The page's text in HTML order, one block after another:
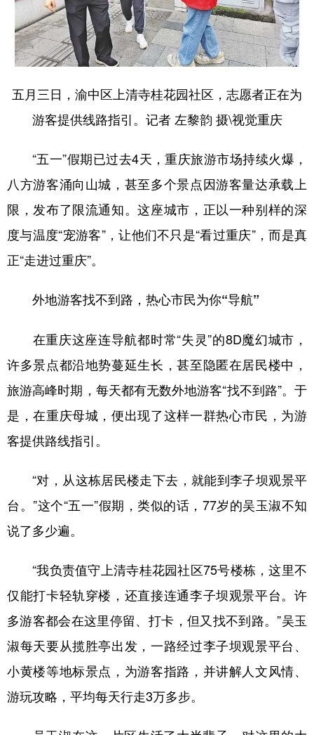
五月三日，渝中区上清寺桂花园社区，志愿者正在为
游客提供线路指引。记者 左黎韵 摄\视觉重庆
“五一”假期已过去4天，重庆旅游市场持续火爆，
八方游客涌向山城，甚至多个景点因游客量达承载上
限，发布了限流通知。这座城市，正以一种别样的深
度与温度“宠游客”，让他们不只是“看过重庆”，而是真
正“走进过重庆”。
外地游客找不到路，热心市民为你“导航”
在重庆这座连导航都时常“失灵”的8D魔幻城市，
许多景点都沿地势蔓延生长，甚至隐匿在居民楼中，
旅游高峰时期，每天都有无数外地游客“找不到路”。于
是，在重庆母城，便出现了这样一群热心市民，为游
客提供路线指引。
“对，从这栋居民楼走下去，就能到李子坝观景平
台。”这个“五一”假期，类似的话，77岁的吴玉淑不知
说了多少遍。
“我负责值守上清寺桂花园社区75号楼栋，这里不
仅能打卡轻轨穿楼，还直接连通李子坝观景平台。许
多游客都会在这里停留、打卡，但又找不到路。”吴玉
淑每天要从揽胜亭出发，一路经过李子坝观景平台、
小黄楼等地标景点，为游客指路，并讲解人文风情、
游玩攻略，平均每天行走3万多步。